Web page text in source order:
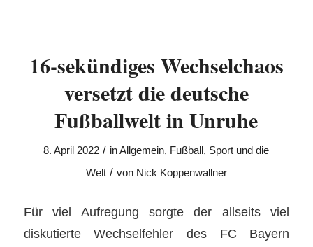
16-sekündiges Wechselchaos
versetzt die deutsche
Fußballwelt in Unruhe
8. April 2022 / inAllgemein, Fußball , Sport und die
Welt / von Nick Koppenwallner
Für viel Aufregung sorgte der allseits viel
diskutierte Wechselfehler des FC Bayern